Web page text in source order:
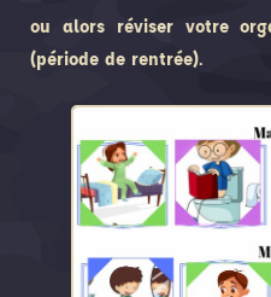
ou alors réviser votre
(période de rentrée).